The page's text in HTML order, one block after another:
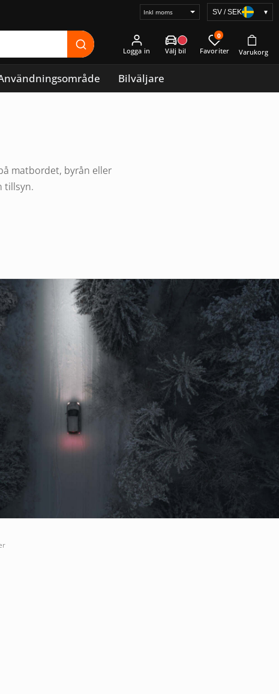
Välj
SV / SEK ▾
Logga in
0
Bilväljare
matbordet, byrån eller
tillsyn.